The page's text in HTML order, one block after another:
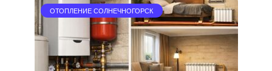
ОТОПЛЕНИЕ СОЛНЕЧНОГОРСК